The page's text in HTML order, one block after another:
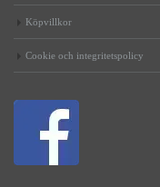
Köpvillkor
Cookie och integritetspolicy